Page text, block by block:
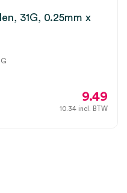
31G, 0.25mm x
9.49
10.34 incl. BTW